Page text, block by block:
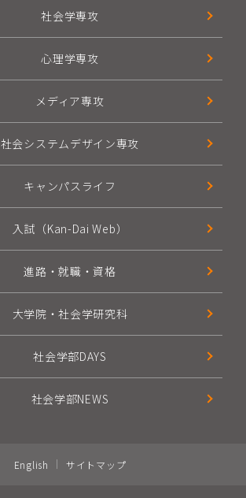
社会学専攻
心理学専攻
メディア専攻
社会システムデザイン専攻
キャンパスライフ
入試（Kan-Dai Web）
進路・就職・資格
大学院・社会学研究科
社会学部DAYS
社会学部NEWS
English サイトマップ